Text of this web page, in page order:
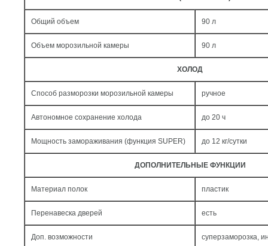
Общий объем 90 л
Объем морозильной камеры 90 л
ХОЛОД
Способ разморозки морозильной камеры ручное
Автономное сохранение холода до 20 ч
Мощность замораживания (функция SUPER) до 12 кг/cутки
ДОПОЛНИТЕЛЬНЫЕ ФУНКЦИИ
Материал полок пластик
Перенавеска дверей есть
Доп. возможности суперзаморозка,